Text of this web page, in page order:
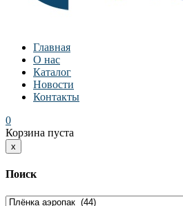
Главная
О нас
Каталог
Новости
Контакты
0
Корзина пуста
x
Поиск